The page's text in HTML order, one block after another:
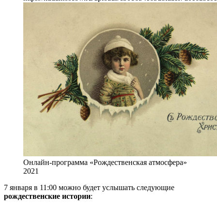
Онлайн-программа «Рождественская атмосфера»
2021
7 января в 11:00 можно будет услышать следующие
рождественские истории: